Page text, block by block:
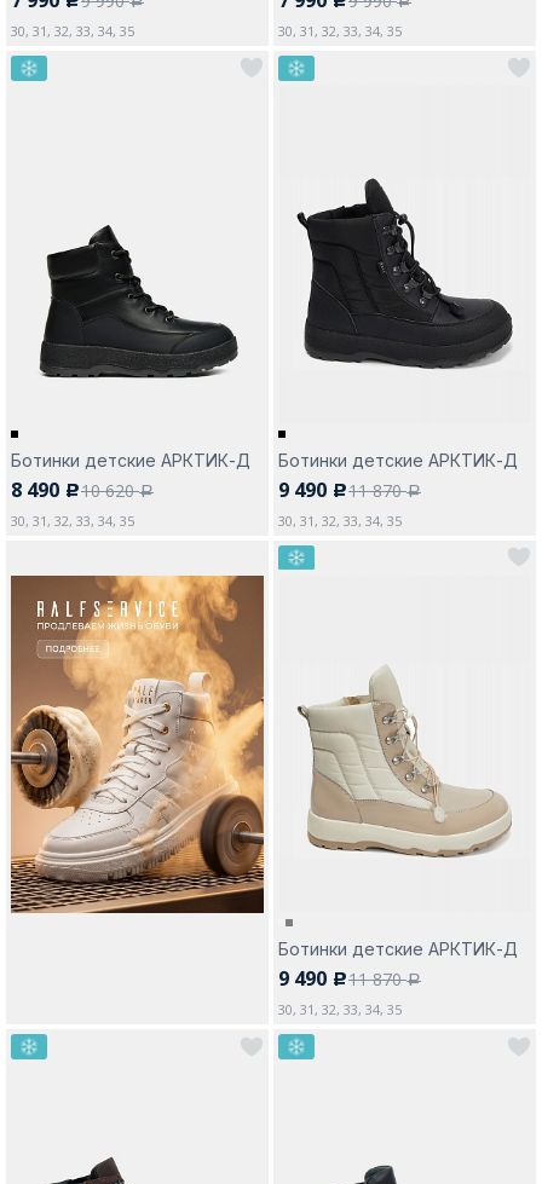
30, 31, 32, 33, 34, 35
30, 31, 32, 33, 34, 35
Ботинки детские АРКТИК-Д
8 490 c10 620a
30, 31, 32, 33, 34, 35
Ботинки детские АРКТИК-Д
9 490 c11 870a
30, 31, 32, 33, 34, 35
Ботинки детские АРКТИК-Д
9 490 c11 870a
30, 31, 32, 33, 34, 35